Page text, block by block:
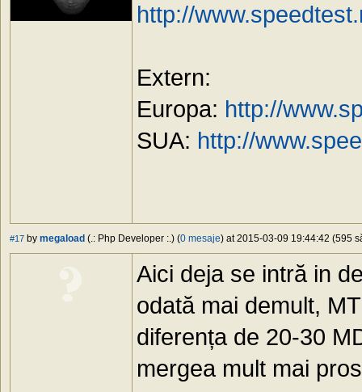
http://
Extern:
Europa: http://
SUA: http://
#17 by megaload (.: Php Developer :.) (0 mesaje) at 2015-03-09 19:44:42 (595
Aici deja se intră in
odată mai demult,
diferența de 20-30
mergea mult mai